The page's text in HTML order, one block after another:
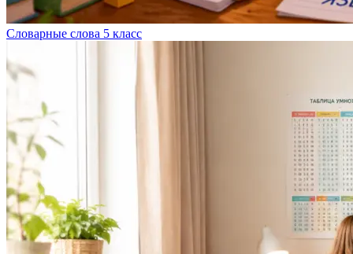
Словарные слова 5 класс